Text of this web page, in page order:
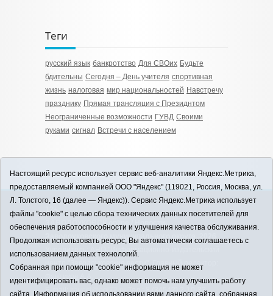
Теги
русский язык банкротство Для СВОих Будьте
бдительны Сегодня – День учителя спортивная
жизнь налоговая мир национальностей Навстречу
празднику Прямая трансляция с Президнтом
Неограниченные возможности ГУВД Своими
руками сигнал Встречи с населением
12+
ЗАВОДОУКОВСК online / Новости
Заводоуковского муниципального округа, 2026
Учредитель: АНО "Информационно-издательский
центр "Заводоуковские вести". Главный редактор:
E-mail:
zavest@obl72.ru Тел.: 8 (34542) 2-10-33
Настоящий ресурс использует сервис веб-аналитики Яндекс.Метрика,
предоставляемый компанией ООО "Яндекс" (119021, Россия, Москва, ул.
Л. Толстого, 16 (далее — Яндекс)). Сервис Яндекс.Метрика использует
файлы "cookie" с целью сбора технических данных посетителей для
обеспечения работоспособности и улучшения качества обслуживания.
Продолжая использовать ресурс, Вы автоматически соглашаетесь с
использованием данных технологий.
Собранная при помощи "cookie" информация не может
идентифицировать вас, однако может помочь нам улучшить работу
сайта. Информация об использовании вами данного сайта, собранная